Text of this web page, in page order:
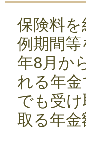
保険料
例期間
年8月か
れる年
でも受
取る年